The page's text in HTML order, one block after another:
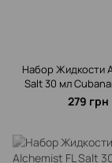
Набор Жидкости
Salt 30 мл
279 грн